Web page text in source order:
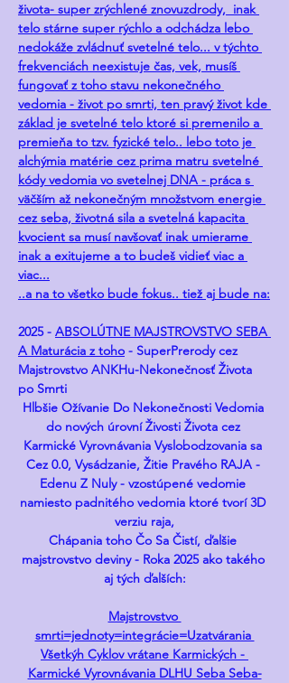
života- super zrýchlené znovuzdrody,  inak
telo stárne super rýchlo a odchádza lebo
nedokáže zvládnuť svetelné telo... v týchto
frekvenciách neexistuje čas, vek, musíš
fungovať z toho stavu nekonečného
vedomia - život po smrti, ten pravý život kde
základ je svetelné telo ktoré si premenilo a
premieňa to tzv. fyzické telo.. lebo toto je
alchýmia matérie cez prima matru svetelné
kódy vedomia vo svetelnej DNA - práca s
väčším až nekonečným množstvom energie
cez seba, životná sila a svetelná kapacita
kvocient sa musí navšovať inak umierame
inak a exitujeme a to budeš vidieť viac a
viac...
..a na to všetko bude fokus.. tiež aj bude na:
2025 - ABSOLÚTNE MAJSTROVSTVO SEBA
A Maturácia z toho - SuperPrerody cez
Majstrovstvo ANKHu-Nekonečnosť Života
po Smrti
Hlbšie Ožívanie Do Nekonečnosti Vedomia
do nových úrovní Živosti Života cez
Karmické Vyrovnávania Vyslobodzovania sa
Cez 0.0, Vysádzanie, Žitie Pravého RAJA -
Edenu Z Nuly - vzostúpené vedomie
namiesto padnitého vedomia ktoré tvorí 3D
verziu raja,
Chápania toho Čo Sa Čistí, ďalšie
majstrovstvo deviny - Roka 2025 ako takého
aj tých ďalších:
Majstrovstvo
smrti=jednoty=integrácie=Uzatvárania
Všetkýh Cyklov vrátane Karmických -
Karmické Vyrovnávania DLHU Seba Seba-